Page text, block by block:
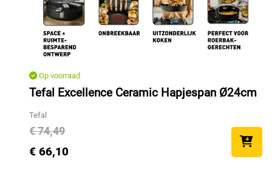
Op voorraad
Tefal Excellence Ceramic Hapjespan Ø24cm
Tefal
€ 74,49
€ 66,10